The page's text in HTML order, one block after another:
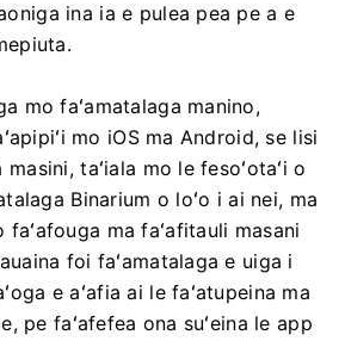
ina ia e pulea pea pe a e
mo faʻamatalaga manino,
mo iOS ma Android, se lisi
taʻiala mo le fesoʻotaʻi o
Binarium o loʻo i ai nei, ma
ma faʻafitauli masani
foi faʻamatalaga e uiga i
e aʻafia ai le faʻatupeina ma
pe faʻafefea ona suʻeina le app